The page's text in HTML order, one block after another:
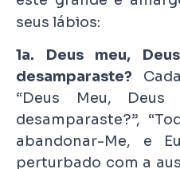
seus lábios:
1a. Deus meu,
desamparaste?
“Deus Meu,
desamparaste?”,
abandonar-Me, e
perturbado com a